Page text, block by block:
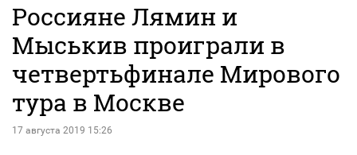
Россияне Лямин и
Мыськив проиграли в
четвертьфинале Мирового
тура в Москве
17 августа 2019 15:26